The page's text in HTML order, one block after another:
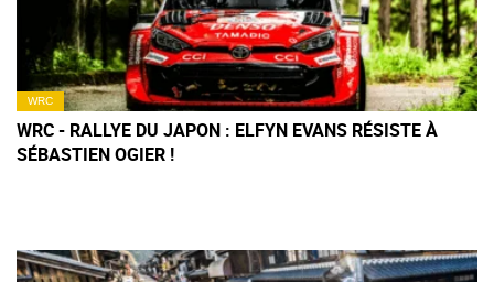
WRC
WRC - RALLYE DU JAPON : ELFYN EVANS RÉSISTE À
SÉBASTIEN OGIER !